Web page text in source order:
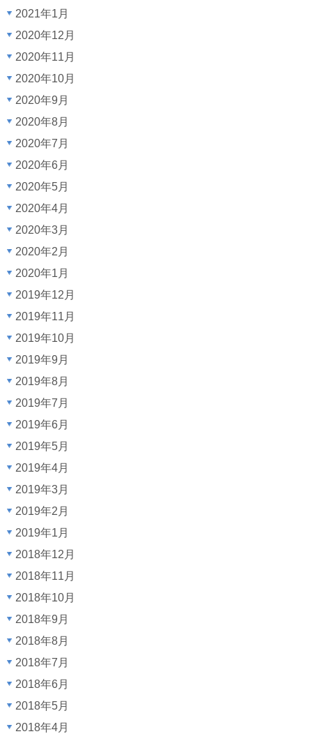
2021年1月
2020年12月
2020年11月
2020年10月
2020年9月
2020年8月
2020年7月
2020年6月
2020年5月
2020年4月
2020年3月
2020年2月
2020年1月
2019年12月
2019年11月
2019年10月
2019年9月
2019年8月
2019年7月
2019年6月
2019年5月
2019年4月
2019年3月
2019年2月
2019年1月
2018年12月
2018年11月
2018年10月
2018年9月
2018年8月
2018年7月
2018年6月
2018年5月
2018年4月